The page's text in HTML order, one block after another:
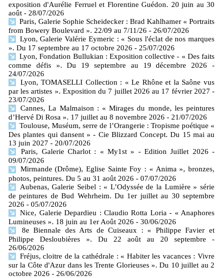
exposition d'Aurélie Ferruel et Florentine Guédon. 20 juin au 30
août - 28/07/2026
Paris, Galerie Sophie Scheidecker : Brad Kahlhamer « Portraits
from Bowery Boulevard ». 22/09 au 7/11/26 - 26/07/2026
Lyon, Galerie Valérie Eymeric : « Sous l'éclat de nos marques
». Du 17 septembre au 17 octobre 2026 - 25/07/2026
Lyon, Fondation Bullukian : Exposition collective - « Des faits
comme défis ». Du 19 septembre au 19 décembre 2026
-
24/07/2026
Lyon, TOMASELLI Collection : « Le Rhône et la Saône vus
par les artistes ». Exposition du 7 juillet 2026 au 17 février 2027 -
23/07/2026
Cannes, La Malmaison : « Mirages du monde, les peintures
d’Hervé Di Rosa ». 17 juillet au 8 novembre 2026 - 21/07/2026
Toulouse, Muséum, serre de l’Orangerie : Tropisme poétique «
Des plantes qui dansent » - Cie Blizzard Concept. Du 15 mai au
13 juin 2027 - 20/07/2026
Paris, Galerie Charlot : « My1st » - Edition Juillet 2026 -
09/07/2026
Mirmande (Drôme), Eglise Sainte Foy : « Anima », bronzes,
photos, peintures. Du 5 au 31 août 2026 - 07/07/2026
Aubenas, Galerie Seibel : « L’Odyssée de la Lumière » série
de peintures de Bud Wehrheim. Du 1er juillet au 30 septembre
2026 - 05/07/2026
Nice, Galerie Depardieu : Claudio Rotta Loria - « Anaphores
Lumineuses ». 18 juin au 1er Août 2026 - 30/06/2026
8e Biennale des Arts de Cuiseaux : « Philippe Favier et
Philippe Desloubières ». Du 22 août au 20 septembre
-
26/06/2026
Fréjus, cloitre de la cathédrale : « Habiter les vacances : Vivre
sur la Côte d'Azur dans les Trente Glorieuses ». Du 10 juillet au 2
octobre 2026 - 26/06/2026